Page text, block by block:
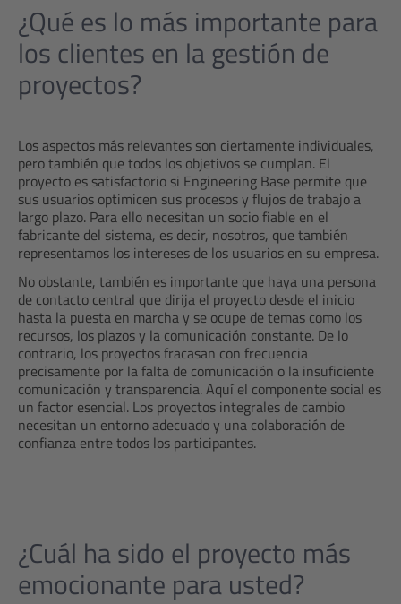
¿Qué es lo más importante para
los clientes en la gestión de
proyectos?
Los aspectos más relevantes son ciertamente individuales,
pero también que todos los objetivos se cumplan. El
proyecto es satisfactorio si Engineering Base permite que
sus usuarios optimicen sus procesos y flujos de trabajo a
largo plazo. Para ello necesitan un socio fiable en el
fabricante del sistema, es decir, nosotros, que también
representamos los intereses de los usuarios en su empresa.
No obstante, también es importante que haya una persona
de contacto central que dirija el proyecto desde el inicio
hasta la puesta en marcha y se ocupe de temas como los
recursos, los plazos y la comunicación constante. De lo
contrario, los proyectos fracasan con frecuencia
precisamente por la falta de comunicación o la insuficiente
comunicación y transparencia. Aquí el componente social es
un factor esencial. Los proyectos integrales de cambio
necesitan un entorno adecuado y una colaboración de
confianza entre todos los participantes.
¿Cuál ha sido el proyecto más
emocionante para usted?